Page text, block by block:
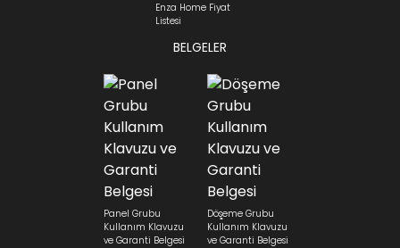
Enza Home Fiyat
Listesi
BELGELER
Panel Grubu
Kullanım Klavuzu
ve Garanti Belgesi
Döşeme Grubu
Kullanım Klavuzu
ve Garanti Belgesi